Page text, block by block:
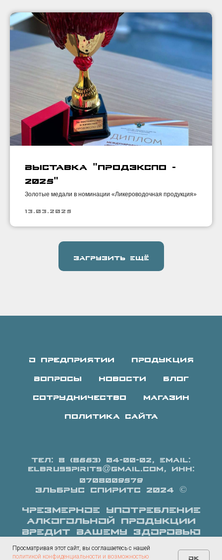
Выставка "Продэкспо -
2025"
Золотые медали в номинации «Ликероводочная продукция»
13.03.2025
ЗАГРУЗИТЬ ЕЩЁ
О предприятии Продукция
Вопросы Новости Блог
Сотрудничество Магазин
Политика сайта
Тел: 8 (8663) 04-00-02, Email:
elbrusspirits@gmail.com, ИНН:
0708009579
Эльбрус Спиритс 2024 ©
ЧРЕЗМЕРНОЕ УПОТРЕБЛЕНИЕ
АЛКОГОЛЬНОЙ ПРОДУКЦИИ
ВРЕДИТ ВАШЕМУ ЗДОРОВЬЮ
Просматривая этот сайт, вы соглашаетесь с нашей
политикой конфиденциальности и возможностью
OK